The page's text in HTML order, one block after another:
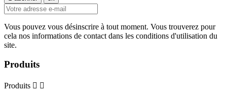
Vous pouvez vous désinscrire à tout moment. Vous trouverez pour
cela nos informations de contact dans les conditions d'utilisation du
site.
Produits
Produits  